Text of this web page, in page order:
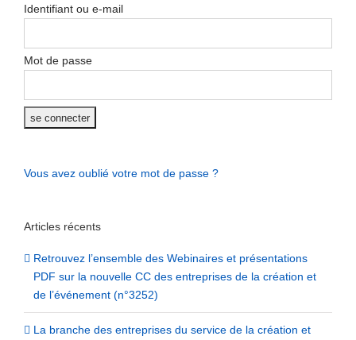
Identifiant ou e-mail
Mot de passe
Vous avez oublié votre mot de passe ?
Articles récents
Retrouvez l’ensemble des Webinaires et présentations
PDF sur la nouvelle CC des entreprises de la création et
de l’événement (n°3252)
La branche des entreprises du service de la création et